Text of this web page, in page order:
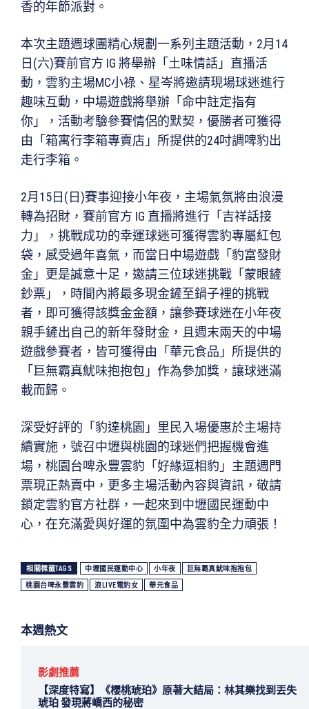
香的年節派對。
本次主題週球團精心規劃一系列主題活動，2月14
日(六)賽前官方 IG 將舉辦「土味情話」直播活
動，雲豹主場MC小祿、星岑將邀請現場球迷進行
趣味互動，中場遊戲將舉辦「命中註定指有
你」，活動考驗參賽情侶的默契，優勝者可獲得
由「箱寓行李箱專賣店」所提供的24吋調啤豹出
走行李箱。
2月15日(日)賽事迎接小年夜，主場氣氛將由浪漫
轉為招財，賽前官方 IG 直播將進行「吉祥話接
力」，挑戰成功的幸運球迷可獲得雲豹專屬紅包
袋，感受過年喜氣，而當日中場遊戲「豹富發財
金」更是誠意十足，邀請三位球迷挑戰「蒙眼鏟
鈔票」，時間內將最多現金鏟至鍋子裡的挑戰
者，即可獲得該獎金金額，讓參賽球迷在小年夜
親手鏟出自己的新年發財金，且週末兩天的中場
遊戲參賽者，皆可獲得由「華元食品」所提供的
「巨無霸真魷味抱抱包」作為參加獎，讓球迷滿
載而歸。
深受好評的「豹達桃園」里民入場優惠於主場持
續實施，號召中壢與桃園的球迷們把握機會進
場，桃園台啤永豐雲豹「好緣逗相豹」主題週門
票現正熱賣中，更多主場活動內容與資訊，敬請
鎖定雲豹官方社群，一起來到中壢國民運動中
心，在充滿愛與好運的氛圍中為雲豹全力頑張！
相關標籤TAGS 中壢國民運動中心 小年夜 巨無霸真魷味抱抱包
桃園台啤永豐雲豹 浪LIVE電豹女 華元食品
本週熱文
影劇推薦
【深度特寫】《櫻桃琥珀》原著大結局：林其樂找到丟失
琥珀 發現蔣嶠西的秘密